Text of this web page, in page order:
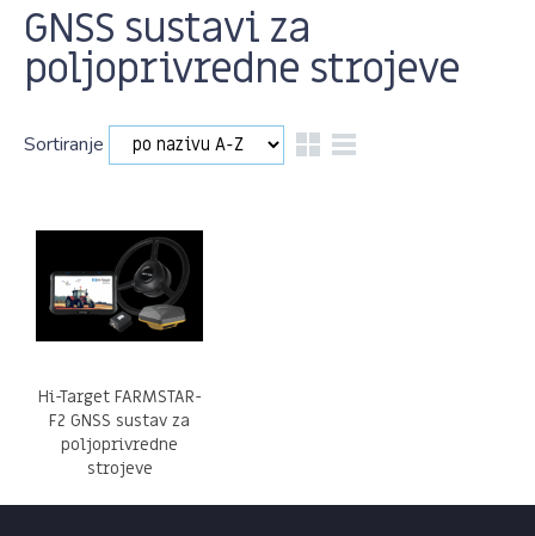
GNSS sustavi za
poljoprivredne strojeve
Sortiranje
Hi-Target FARMSTAR-
F2 GNSS sustav za
poljoprivredne
strojeve